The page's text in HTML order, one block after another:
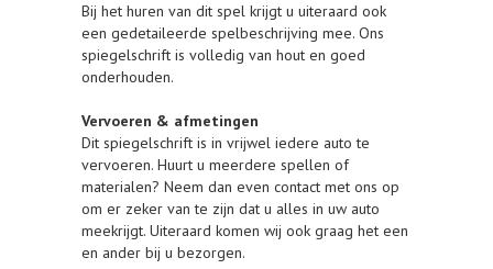
Bij het huren van dit spel krijgt u uiteraard ook
een gedetaileerde spelbeschrijving mee. Ons
spiegelschrift is volledig van hout en goed
onderhouden.
Vervoeren & afmetingen
Dit spiegelschrift is in vrijwel iedere auto te
vervoeren. Huurt u meerdere spellen of
materialen? Neem dan even contact met ons op
om er zeker van te zijn dat u alles in uw auto
meekrijgt. Uiteraard komen wij ook graag het een
en ander bij u bezorgen.